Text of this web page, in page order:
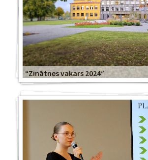
“Zinātnes vakars 2024”